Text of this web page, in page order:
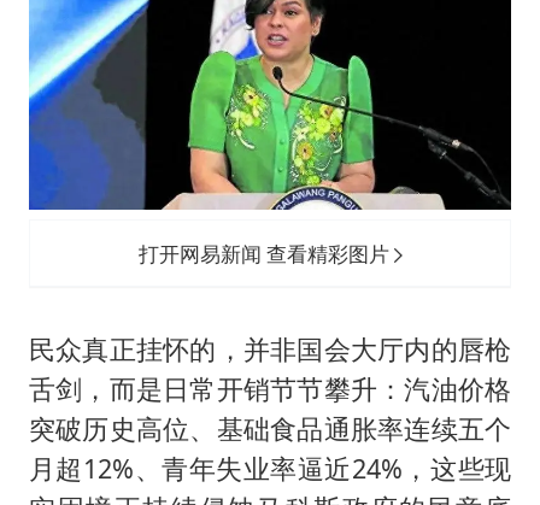
打开网易新闻 查看精彩图片
民众真正挂怀的，并非国会大厅内的唇枪
舌剑，而是日常开销节节攀升：汽油价格
突破历史高位、基础食品通胀率连续五个
月超12%、青年失业率逼近24%，这些现